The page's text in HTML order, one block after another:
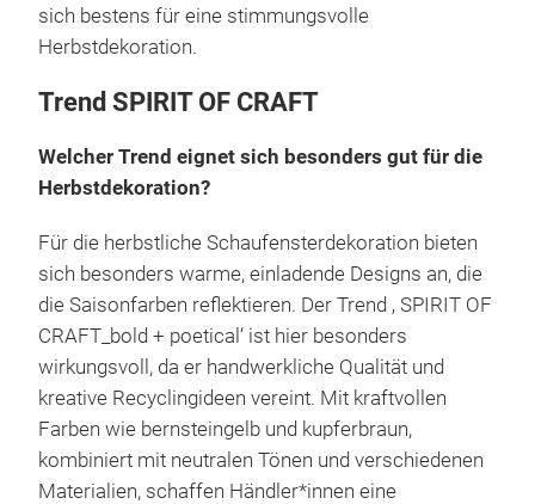
sich bestens für eine stimmungsvolle
Herbstdekoration.
Trend SPIRIT OF CRAFT
Welcher Trend eignet sich besonders gut für die
Herbstdekoration?
Für die herbstliche Schaufensterdekoration bieten
sich besonders warme, einladende Designs an, die
die Saisonfarben reflektieren. Der Trend ‚ SPIRIT OF
CRAFT_bold + poetical‘ ist hier besonders
wirkungsvoll, da er handwerkliche Qualität und
kreative Recyclingideen vereint. Mit kraftvollen
Farben wie bernsteingelb und kupferbraun,
kombiniert mit neutralen Tönen und verschiedenen
Materialien, schaffen Händler*innen eine